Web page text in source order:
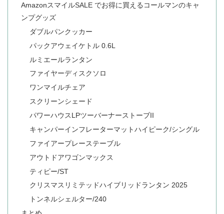
AmazonスマイルSALE でお得に買えるコールマンのキャ
ンプグッズ
ダブルパンクッカー
パックアウェイケトル 0.6L
ルミエールランタン
ファイヤーディスクソロ
ワンマイルチェア
スクリーンシェード
パワーハウスLPツーバーナーストーブII
キャンパーインフレーターマットハイピーク/シングル
ファイアープレーステーブル
アウトドアワゴンマックス
ティピー/ST
クリスマスリミテッドハイブリッドランタン 2025
トンネルシェルター/240